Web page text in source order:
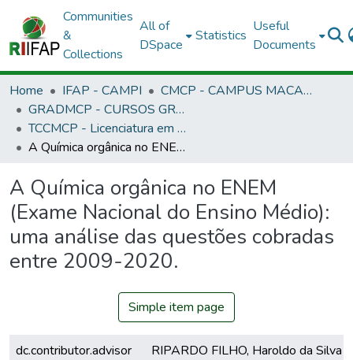
Communities
&
Collections
All of
DSpace
Statistics
Useful
Documents
Home IFAP - CAMPI
CMCP - CAMPUS MACAPÁ
GRADMCP - CURSOS GRADUAÇÃO - CAMPUS MACAPÁ
TCCMCP - Licenciatura em Química
A Química orgânica no ENEM (Exame Nacional do Ensino Médio): uma análise das questões cobradas entre 2009-2020.
A Química orgânica no ENEM
(Exame Nacional do Ensino Médio):
uma análise das questões cobradas
entre 2009-2020.
Simple item page
dc.contributor.advisor
RIPARDO FILHO, Haroldo da Silva